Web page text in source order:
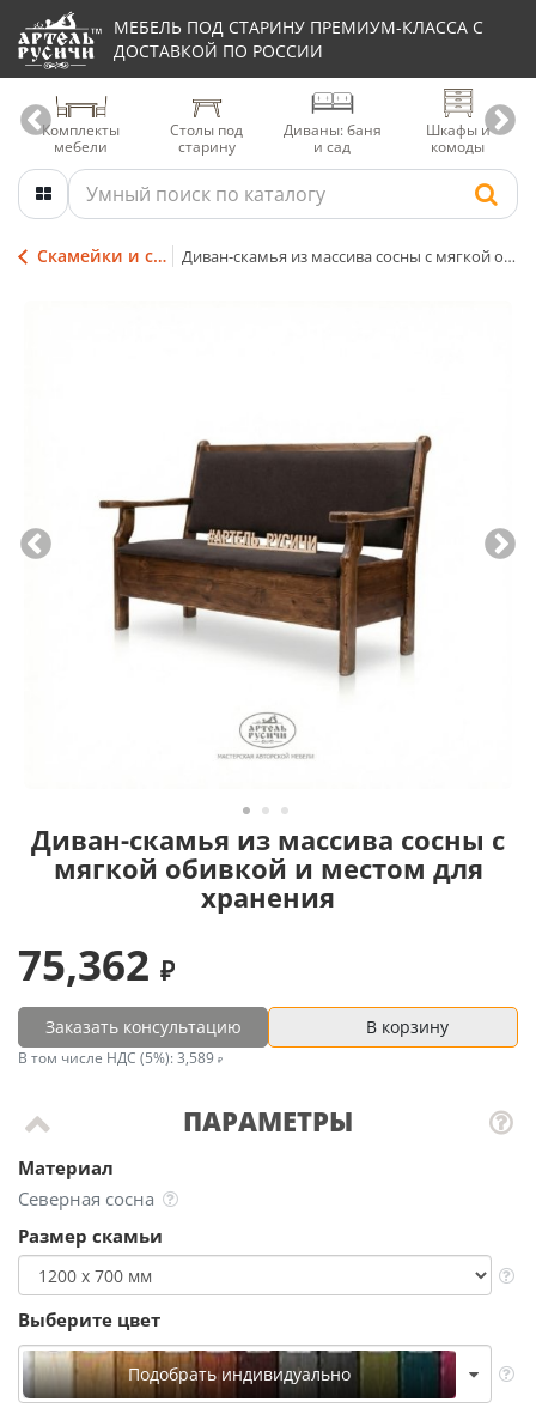
МЕБЕЛЬ ПОД СТАРИНУ ПРЕМИУМ-КЛАССА С
ДОСТАВКОЙ ПО РОССИИ
Комплекты
мебели
Столы под
старину
Диваны: баня
и сад
Шкафы и
комоды
Скамейки и садовые лавки Диван-скамья из массива сосны с мягкой обивкой и местом для хранения
Диван-скамья из массива сосны с
мягкой обивкой и местом для
хранения
ПАРАМЕТРЫ
Материал
Северная сосна
Размер скамьи
Выберите цвет
Подобрать индивидуально
75,362
Заказать консультацию В корзину
В том числе НДС (5%): 3,589